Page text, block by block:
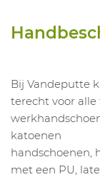
Bij Vandeputte
terecht voor alle
katoenen
handschoenen,
met een PU,